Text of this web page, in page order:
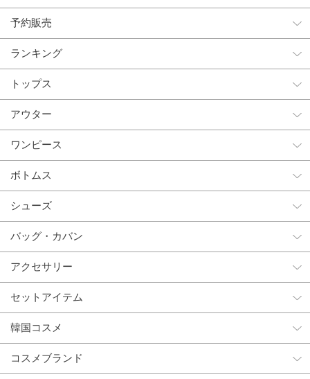
予約販売
ランキング
トップス
アウター
ワンピース
ボトムス
シューズ
バッグ・カバン
アクセサリー
セットアイテム
韓国コスメ
コスメブランド